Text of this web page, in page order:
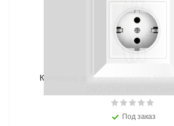
Контактор для конденсатора
Под заказ